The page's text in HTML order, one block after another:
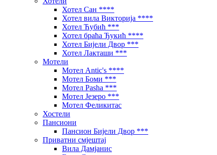
Хотел Сан ****
Хотел вила Викторија ****
Хотел Ћубић ***
Хотел браћа Ђукић ****
Хотел Бијели Двор ***
Хотел Лакташи ***
Мотели
Мотел Antic's ****
Мотел Боми ***
Мотел Pasha ***
Мотел Језеро ***
Мотел Феликитас
Хостели
Пансиони
Пансион Бијели Двор ***
Приватни смјештај
Вила Дамјанис